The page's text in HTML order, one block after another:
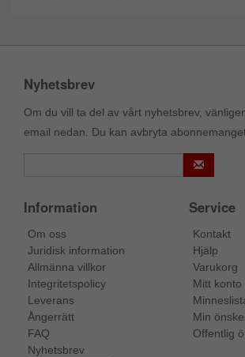
Nyhetsbrev
Om du vill ta del av vårt nyhetsbrev,
email nedan. Du kan avbryta
Information
Om oss
Juridisk information
Allmänna villkor
Integritetspolicy
Leverans
Ångerrätt
FAQ
Nyhetsbrev
Service
Kontakt
Hjälp
Varukorg
Mitt konto
Min
Offentlig